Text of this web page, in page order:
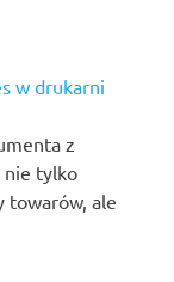
w drukarni
z
nie tylko
towarów, ale